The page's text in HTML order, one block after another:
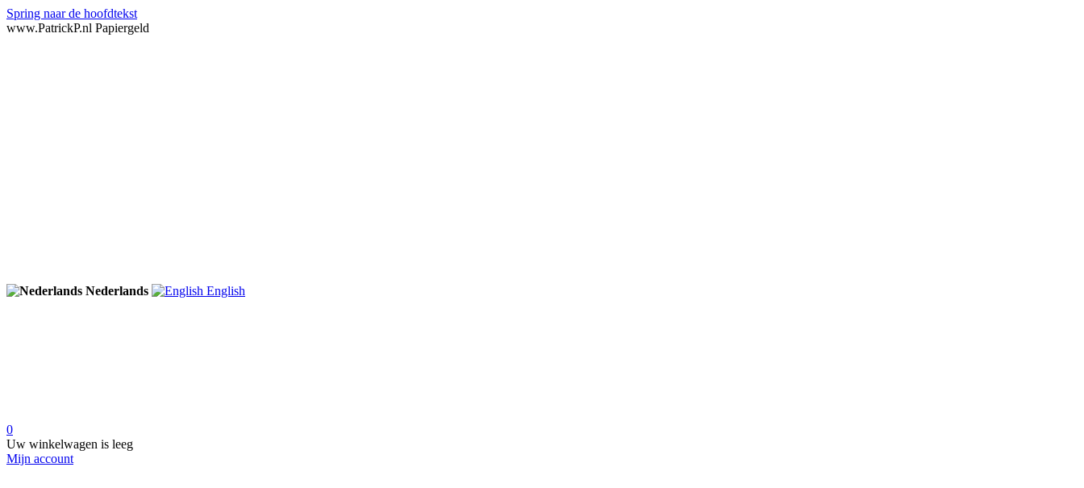
Spring naar de hoofdtekst
www.PatrickP.nl Papiergeld
Nederlands English
0
Uw winkelwagen is leeg
Mijn account